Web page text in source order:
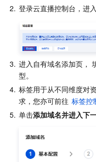
云数据库 Tendis
时序数据库 CTSDB
数据库智能管家
数据库管理中心
负载均衡
网关负载均衡
专线接入
云联网
弹性网卡
NAT 网关
数据安全治理中心
密钥管理系统
凭据管理系统
堡垒机
数据安全审计
业务安全
验证码
文本内容安全
图片内容安全
音频内容安全
视频内容安全
安全服务
渗透测试服务
安全服务平台
云安全
云防火墙
Web 应用防火墙
主机安全
应用安全
移动应用安全
安全凭证服务
域名与网站
域名注册
企业应用
2. 登录云直播控制台，进入
3. 进入自有域名添加页，
型。
4. 标签用于从不同维度对
求，您亦可前往 标签控
5. 单击添加域名并进入下